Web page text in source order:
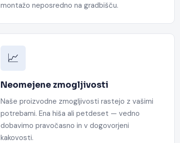
montažo neposredno na gradbišču.
📈
Neomejene zmogljivosti
Naše proizvodne zmogljivosti rastejo z vašimi
potrebami. Ena hiša ali petdeset — vedno
dobavimo pravočasno in v dogovorjeni
kakovosti.